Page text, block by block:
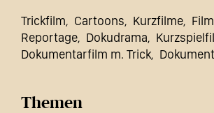
Trickfilm Cartoons Kurzfilme
Reportage
Dokudrama
Dokumentarfilm m. Trick
Themen